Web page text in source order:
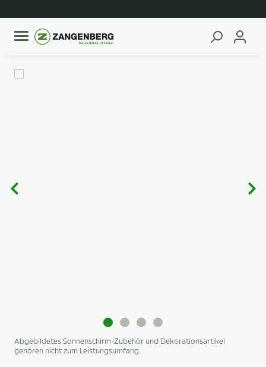
Abgebildetes Sonnenschirm-Zubehör und Dekorationsartikel
gehören nicht zum Leistungsumfang.